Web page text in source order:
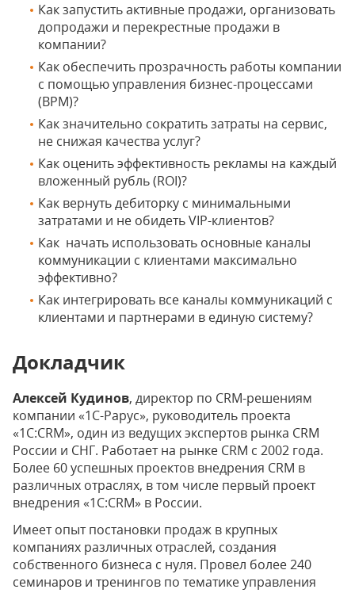
Как запустить активные продажи, организовать
допродажи и перекрестные продажи в
компании?
Как обеспечить прозрачность работы компании
с помощью управления бизнес-процессами
(BPM)?
Как значительно сократить затраты на сервис,
не снижая качества услуг?
Как оценить эффективность рекламы на каждый
вложенный рубль (ROI)?
Как вернуть дебиторку с минимальными
затратами и не обидеть VIP-клиентов?
Как начать использовать основные каналы
коммуникации с клиентами максимально
эффективно?
Как интегрировать все каналы коммуникаций с
клиентами и партнерами в единую систему?
Докладчик
Алексей Кудинов, директор по CRM-решениям
компании «1С-Рарус», руководитель проекта
«1С:CRM», один из ведущих экспертов рынка CRM
России и СНГ. Работает на рынке CRM с 2002 года.
Более 60 успешных проектов внедрения CRM в
различных отраслях, в том числе первый проект
внедрения «1С:CRM» в России.
Имеет опыт постановки продаж в крупных
компаниях различных отраслей, создания
собственного бизнеса с нуля. Провел более 240
семинаров и тренингов по тематике управления